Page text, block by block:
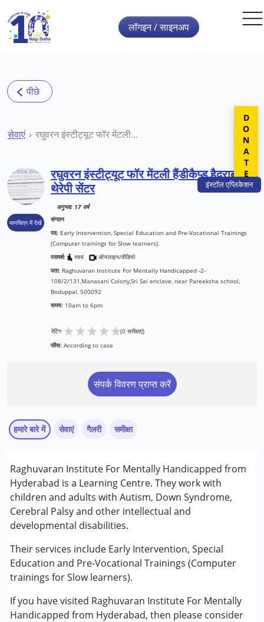
Skip to main content
इंस्टॉलएप्लिकेशन
लॉगइन / साइनअप
सेवाएं रघुवरन इंस्टीट्यूट फॉर मेंटली हैंडीकैप्ड हैदराबाद थेरेपी सेंटर
मानचित्र में देखें
रघुवरन इंस्टीट्यूट फॉर मेंटली हैंडीकैप्ड हैदराबाद
थेरेपी सेंटर
अनुभव: 17 वर्ष
संगठन
पद: Early Intervention, Special Education and Pre-Vocational Trainings
(Computer trainings for Slow learners).
परामर्श:
स्वयं
ऑनलाइन/वीडियो
पता: Raghuvaran Institute For Mentally Handicapped -2-
108/2/131,Manasani Colony,Sri Sai enclave, near Pareeksha school,
Boduppal, 500092
समय: 10am to 6pm
रेटिंग ★★★★★(0 समीक्षाएं)
फीस: According to case
संपर्क विवरण प्राप्त करें
हमारे बारे में
Raghuvaran Institute For Mentally Handicapped from
Hyderabad is a Learning Centre. They work with
children and adults with Autism, Down Syndrome,
Cerebral Palsy and other intellectual and
developmental disabilities.
Their services include Early Intervention, Special
Education and Pre-Vocational Trainings (Computer
trainings for Slow learners).
If you have visited Raghuvaran Institute For Mentally
Handicapped from Hyderabad, then please consider
सेवाएं
अर्ली इंटरवेंशन
रेमेडियल एजुकेशन
स्पेशल एजुकेशन
निम्नलिखित विकलांगता संबंधित सेवाएं उपलब्ध :
अटेंशन डेफिसिट (हाइपरएक्टिविटी) डिसऑर्डर (एडीडी/एडीएचडी)
ऑटिज्म स्पेक्ट्रम डिसऑर्डर (ए एस डी )
सेरब्रल पाल्सी (सी पी )
डाउन सिंड्रोम (डी एस )
मिर्गी
फ़्रिजाइल एक्स सिंड्रोम
गैलरी समीक्षा
DONATE